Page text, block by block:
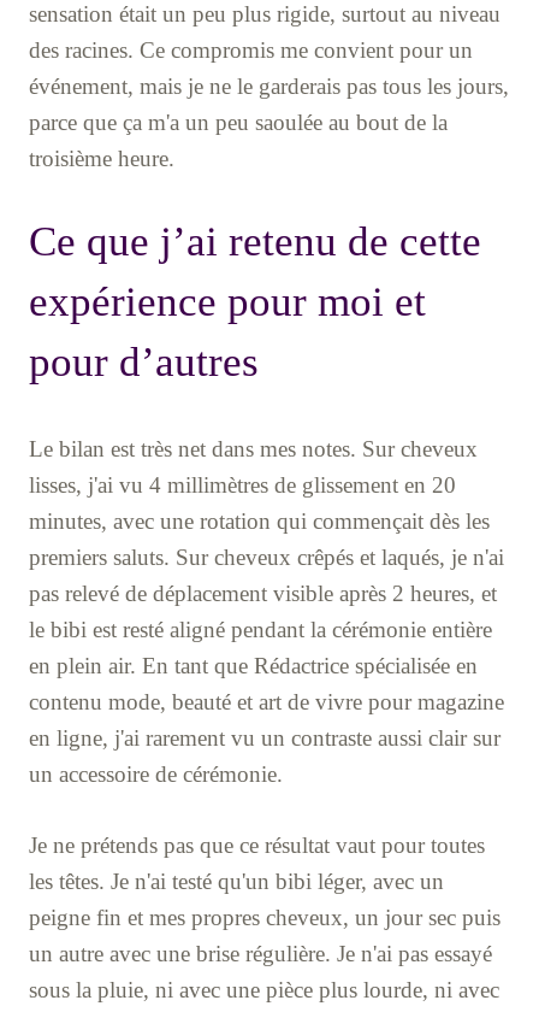
sensation était un peu plus rigide, surtout au niveau
des racines. Ce compromis me convient pour un
événement, mais je ne le garderais pas tous les jours,
parce que ça m'a un peu saoulée au bout de la
troisième heure.
Ce que j’ai retenu de cette
expérience pour moi et
pour d’autres
Le bilan est très net dans mes notes. Sur cheveux
lisses, j'ai vu 4 millimètres de glissement en 20
minutes, avec une rotation qui commençait dès les
premiers saluts. Sur cheveux crêpés et laqués, je n'ai
pas relevé de déplacement visible après 2 heures, et
le bibi est resté aligné pendant la cérémonie entière
en plein air. En tant que Rédactrice spécialisée en
contenu mode, beauté et art de vivre pour magazine
en ligne, j'ai rarement vu un contraste aussi clair sur
un accessoire de cérémonie.
Je ne prétends pas que ce résultat vaut pour toutes
les têtes. Je n'ai testé qu'un bibi léger, avec un
peigne fin et mes propres cheveux, un jour sec puis
un autre avec une brise régulière. Je n'ai pas essayé
sous la pluie, ni avec une pièce plus lourde, ni avec